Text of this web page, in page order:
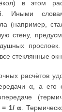
в этом
Иными
(например,
стену,
стеклянные
расчётов
α, а
= 1/ α .